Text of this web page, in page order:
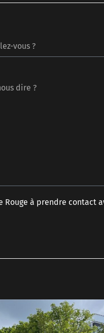
Rouge à prendre contact